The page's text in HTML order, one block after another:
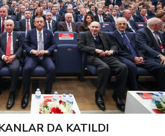
DA KATILDI